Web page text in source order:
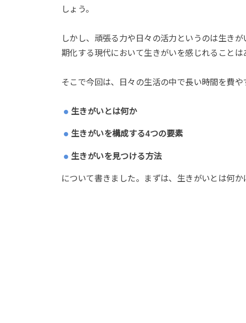
しょう。
しかし、頑張る力や日々の活力というのは生き
期化する現代において生きがいを感じれることは
そこで今回は、日々の生活の中で長い時間を費
生きがいとは何か
生きがいを構成する4つの要素
生きがいを見つける方法
について書きました。まずは、生きがいとは何か